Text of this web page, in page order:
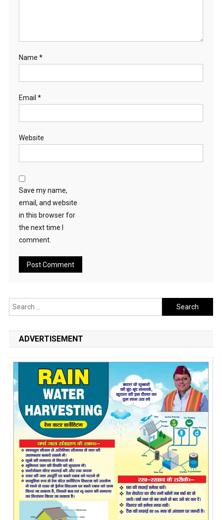
Name *
Email *
Website
Save my name,
email, and website
in this browser for
the next time I
comment.
Search
for:
ADVERTISEMENT